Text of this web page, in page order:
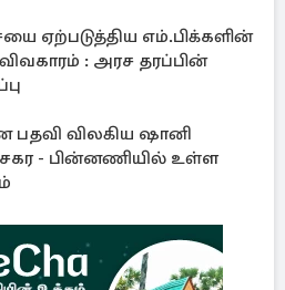
ஏற்படுத்திய எம்.பிக்களின்
: அரச தரப்பின்
பதவி விலகிய ஷானி
- பின்னணியில் உள்ள